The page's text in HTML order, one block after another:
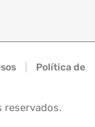
Política de
reservados.